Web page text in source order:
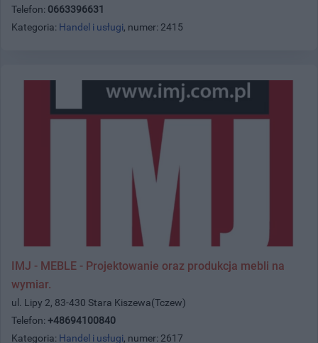
Telefon: 0663396631
Kategoria: Handel i usługi, numer: 2415
IMJ - MEBLE - Projektowanie oraz produkcja mebli na
wymiar.
ul. Lipy 2, 83-430 Stara Kiszewa(Tczew)
Telefon: +48694100840
Kategoria: Handel i usługi, numer: 2617